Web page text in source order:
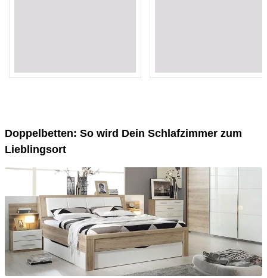
Doppelbetten: So wird Dein Schlafzimmer zum
Lieblingsort